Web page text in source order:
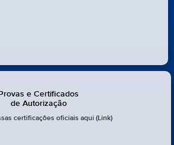
Provas e Certificados
de Autorização
certificações oficiais aqui (Link)